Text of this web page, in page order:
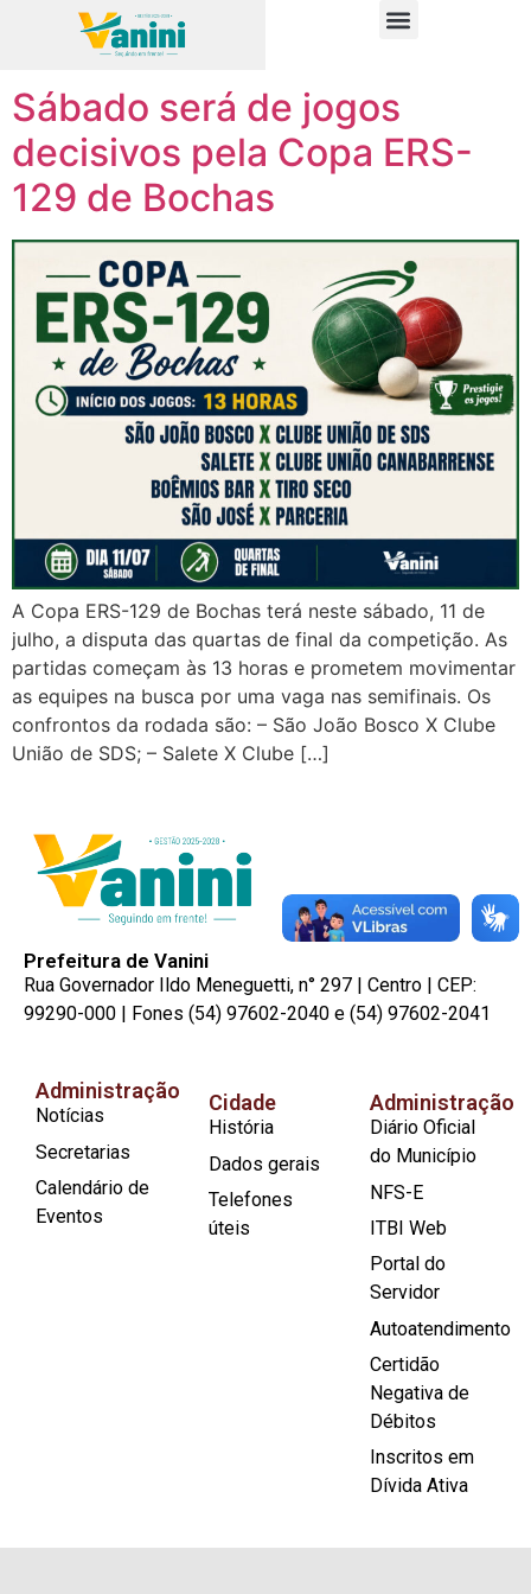
Tag:copa ers-129
Sábado será de jogos
decisivos pela Copa ERS-
129 de Bochas
A Copa ERS-129 de Bochas terá neste sábado, 11 de
julho, a disputa das quartas de final da competição. As
partidas começam às 13 horas e prometem movimentar
as equipes na busca por uma vaga nas semifinais. Os
confrontos da rodada são: – São João Bosco X Clube
União de SDS; – Salete X Clube […]
Prefeitura de Vanini
Rua Governador Ildo Meneguetti, n° 297 | Centro | CEP:
99290-000 | Fones (54) 97602-2040 e (54) 97602-2041
Administração
Notícias
Secretarias
Calendário de
Eventos
Cidade
História
Dados gerais
Telefones
úteis
Administração
Diário Oficial
do Município
NFS-E
ITBI Web
Portal do
Servidor
Autoatendimento
Certidão
Negativa de
Débitos
Inscritos em
Dívida Ativa